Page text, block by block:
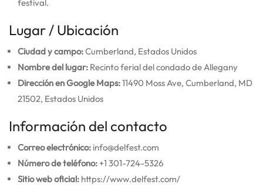
festival.
Lugar / Ubicación
Ciudad y campo:Cumberland, Estados Unidos
Nombre del lugar: Recinto ferial del condado de Allegany
Dirección en Google Maps:11490 Moss Ave, Cumberland, MD
21502, Estados Unidos
Información del contacto
Correo electrónico: info@delfest.com
Número de teléfono: +1 301-724-5326
Sitio web oficial: https://www.delfest.com/